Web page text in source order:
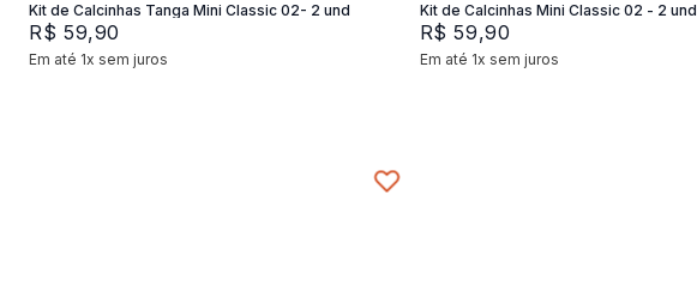
Kit de Calcinhas Tanga Mini Classic 02- 2 und
R$ 59,90
Em até 1x sem juros
Kit de Calcinhas Mini Classic 02 - 2 und
R$ 59,90
Em até 1x sem juros